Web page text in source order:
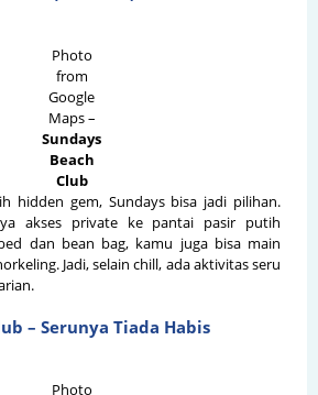
Photo
from
Google
Maps –
Sundays
Beach
Club
hidden gem, Sundays bisa jadi pilihan.
akses private ke pantai pasir putih
dan bean bag, kamu juga bisa main
Jadi, selain chill, ada aktivitas seru
– Serunya Tiada Habis
Photo